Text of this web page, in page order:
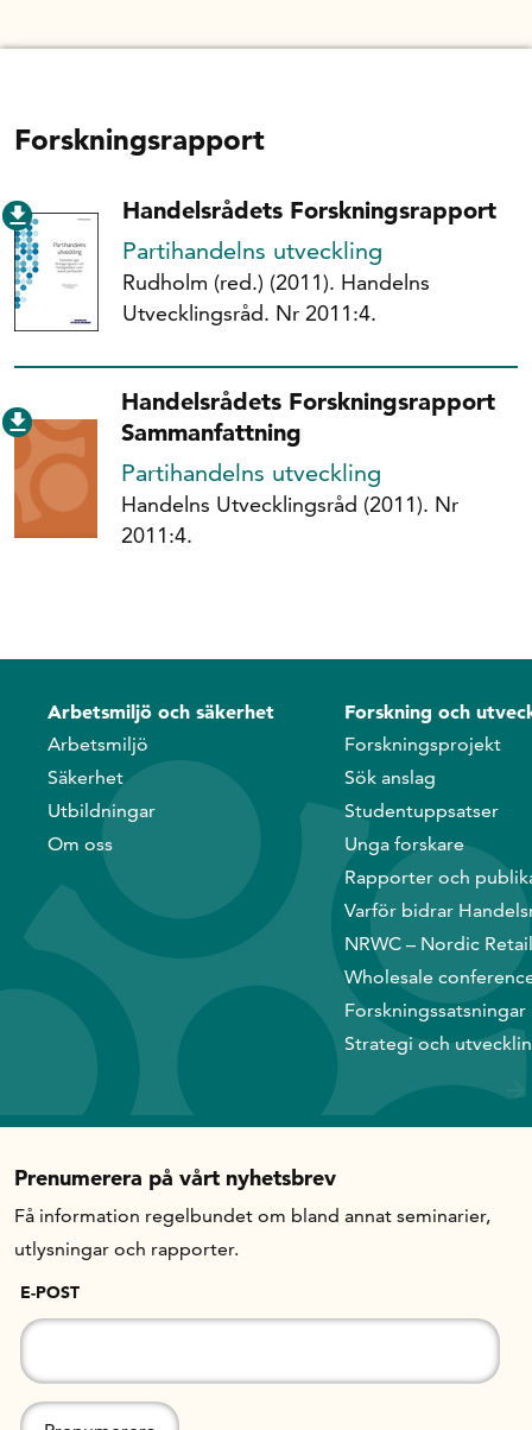
Forskningsrapport
Handelsrådets Forskningsrapport
Partihandelns utveckling
Rudholm (red.) (2011). Handelns
Utvecklingsråd. Nr 2011:4.
Handelsrådets Forskningsrapport
Sammanfattning
Partihandelns utveckling
Handelns Utvecklingsråd (2011). Nr
2011:4.
Arbetsmiljö och säkerhet
Arbetsmiljö
Säkerhet
Utbildningar
Om oss
Forskning och
Forskningsprojekt
Sök anslag
Studentuppsatser
Unga forskare
Rapporter och
Varför bidrar
NRWC – Nordic
Wholesale
Forskningssatsningar
Strategi och
Prenumerera på vårt nyhetsbrev
Få information regelbundet om bland annat seminarier,
utlysningar och rapporter.
E-POST